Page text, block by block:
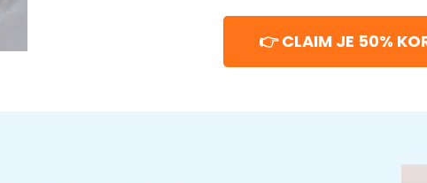
👉 CLAIM JE 50%